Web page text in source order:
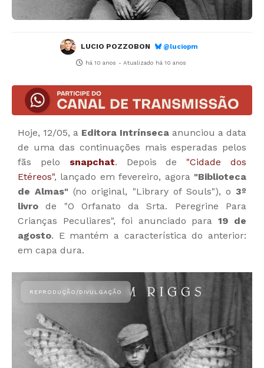
LUCIO POZZOBON @luciopm
há 10 anos - Atualizado há 10 anos
Hoje, 12/05, a Editora Intrínseca anunciou a data
de uma das continuações mais esperadas pelos
fãs pelo snapchat. Depois de "Cidade dos
Etéreos", lançado em fevereiro, agora "Biblioteca
de Almas" (no original, "Library of Souls"), o 3º
livro de "O Orfanato da Srta. Peregrine Para
Crianças Peculiares", foi anunciado para19 de
agosto. E mantém a característica do anterior:
em capa dura.